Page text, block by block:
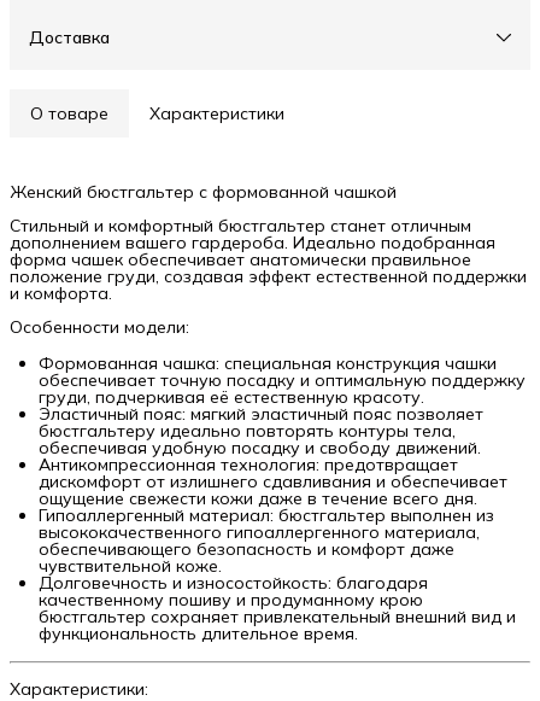
Доставка
О товаре Характеристики
Женский бюстгальтер с формованной чашкой
Стильный и комфортный бюстгальтер станет отличным
дополнением вашего гардероба. Идеально подобранная
форма чашек обеспечивает анатомически правильное
положение груди, создавая эффект естественной поддержки
и комфорта.
Особенности модели:
Формованная чашка: специальная конструкция чашки
обеспечивает точную посадку и оптимальную поддержку
груди, подчеркивая её естественную красоту.
Эластичный пояс: мягкий эластичный пояс позволяет
бюстгальтеру идеально повторять контуры тела,
обеспечивая удобную посадку и свободу движений.
Антикомпрессионная технология: предотвращает
дискомфорт от излишнего сдавливания и обеспечивает
ощущение свежести кожи даже в течение всего дня.
Гипоаллергенный материал: бюстгальтер выполнен из
высококачественного гипоаллергенного материала,
обеспечивающего безопасность и комфорт даже
чувствительной коже.
Долговечность и износостойкость: благодаря
качественному пошиву и продуманному крою
бюстгальтер сохраняет привлекательный внешний вид и
функциональность длительное время.
Характеристики: